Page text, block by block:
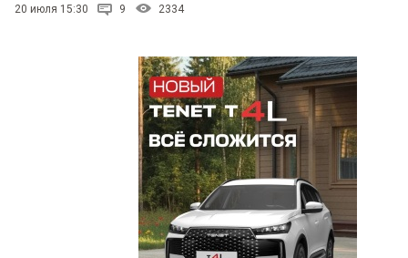
Иван да Марья 21 мая 2026 в 22:42:
" герои" с эсвэо вернуться,порядок наведут
Александр 21 мая 2026 в 21:31:
алко проспект рулит
21 мая 2026 в 21:11:
О как. а братва то и не знает
20 июля 15:30 9 2334